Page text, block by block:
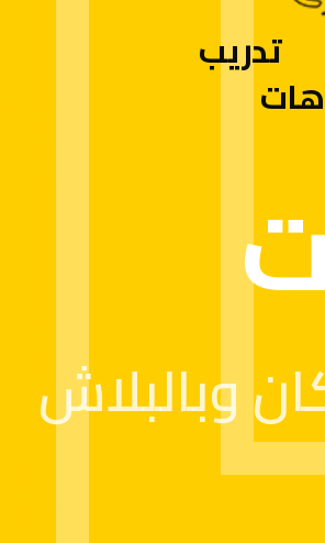
وبالبلاش
تدريب